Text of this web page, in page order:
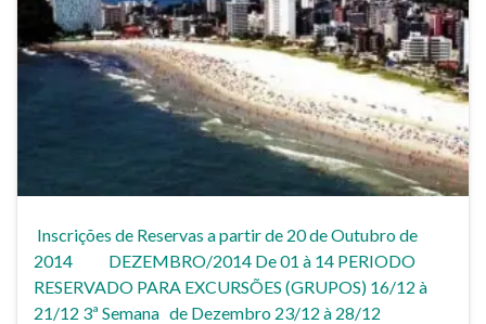
Inscrições de Reservas a partir de 20 de Outubro de
2014 DEZEMBRO/2014 De 01 à 14 PERIODO
RESERVADO PARA EXCURSÕES (GRUPOS) 16/12 à
21/12 3ª Semana de Dezembro 23/12 à 28/12